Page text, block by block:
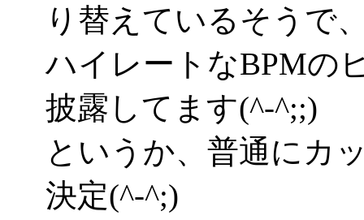
り替えているそうで
ハイレートなBPMの
披露してます(^-^;;)
というか、普通にカ
決定(^-^;)